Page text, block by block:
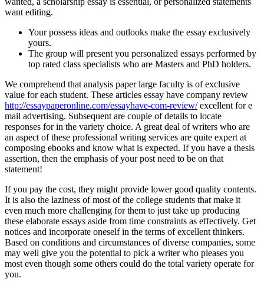
want editing.
Your possess ideas and outlooks make the essay exclusively
yours.
The group will present you personalized essays performed by
top rated class specialists who are Masters and PhD holders.
We comprehend that analysis paper large faculty is of exclusive
value for each student. These articles essay have company review
http://essaypaperonline.com/essayhave-com-review/excellent for e
mail advertising. Subsequent are couple of details to locate
responses for in the variety choice. A great deal of writers who are
an aspect of these professional writing services are quite expert at
composing ebooks and know what is expected. If you have a thesis
assertion, then the emphasis of your post need to be on that
statement!
If you pay the cost, they might provide lower good quality contents.
It is also the laziness of most of the college students that make it
even much more challenging for them to just take up producing
these elaborate essays aside from time constraints as effectively. Get
notices and incorporate oneself in the terms of excellent thinkers.
Based on conditions and circumstances of diverse companies, some
may well give you the potential to pick a writer who pleases you
most even though some others could do the total variety operate for
you.